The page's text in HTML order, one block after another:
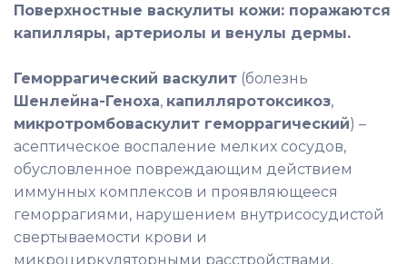
Поверхностные васкулиты кожи: поражаются
капилляры, артериолы и венулы дермы.
Геморрагический васкулит (болезнь
Шенлейна-Геноха, капилляротоксикоз,
микротромбоваскулит геморрагический) –
асептическое воспаление мелких сосудов,
обусловленное повреждающим действием
иммунных комплексов и проявляющееся
геморрагиями, нарушением внутрисосудистой
свертываемости крови и
микроциркуляторными расстройствами.